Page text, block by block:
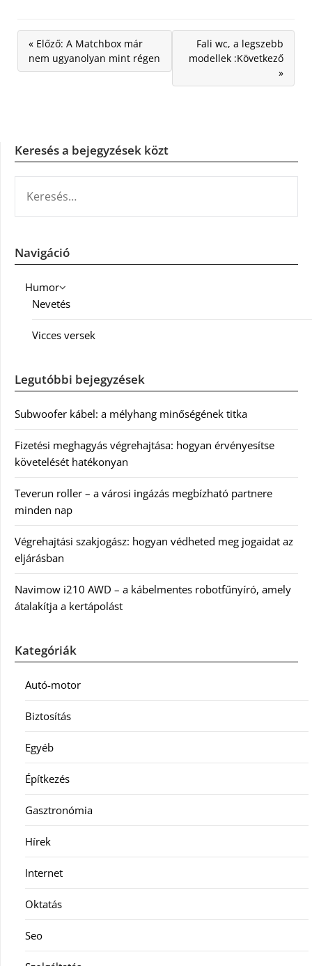
« Előző: A Matchbox már
nem ugyanolyan mint régen
Fali wc, a legszebb
modellek :Következő
»
Keresés a bejegyzések közt
Navigáció
Humor
Nevetés
Vicces versek
Legutóbbi bejegyzések
Subwoofer kábel: a mélyhang minőségének titka
Fizetési meghagyás végrehajtása: hogyan érvényesítse
követelését hatékonyan
Teverun roller – a városi ingázás megbízható partnere
minden nap
Végrehajtási szakjogász: hogyan védheted meg jogaidat az
eljárásban
Navimow i210 AWD – a kábelmentes robotfűnyíró, amely
átalakítja a kertápolást
Kategóriák
Autó-motor
Biztosítás
Egyéb
Építkezés
Gasztronómia
Hírek
Internet
Oktatás
Seo